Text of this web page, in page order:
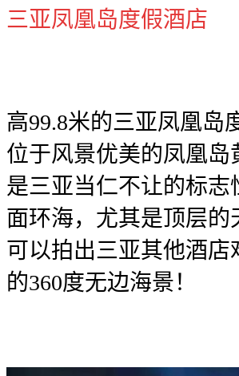
三亚凤凰岛度假酒店
高99.8米的三亚凤凰岛
位于风景优美的凤凰岛
是三亚当仁不让的标志
面环海，尤其是顶层的
可以拍出三亚其他酒店
的360度无边海景！